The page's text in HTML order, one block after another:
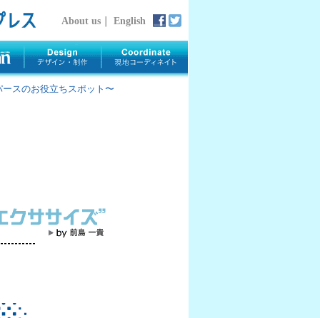
About us｜ English
ースのお役立ちスポット〜